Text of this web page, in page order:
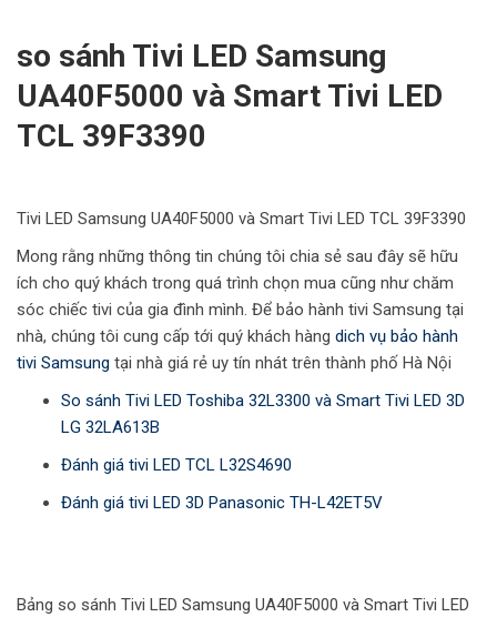
so sánh Tivi LED Samsung
UA40F5000 và Smart Tivi LED
TCL 39F3390
Tivi LED Samsung UA40F5000 và Smart Tivi LED TCL 39F3390
Mong rằng những thông tin chúng tôi chia sẻ sau đây sẽ hữu
ích cho quý khách trong quá trình chọn mua cũng như chăm
sóc chiếc tivi của gia đình mình. Để bảo hành tivi Samsung tại
nhà, chúng tôi cung cấp tới quý khách hàng dich vụ bảo hành
tivi Samsung tại nhà giá rẻ uy tín nhát trên thành phố Hà Nội
So sánh Tivi LED Toshiba 32L3300 và Smart Tivi LED 3D
LG 32LA613B
Đánh giá tivi LED TCL L32S4690
Đánh giá tivi LED 3D Panasonic TH-L42ET5V
Bảng so sánh Tivi LED Samsung UA40F5000 và Smart Tivi LED